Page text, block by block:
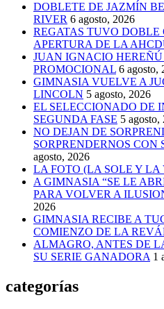
DOBLETE DE JAZMÍN
RIVER 6 agosto, 2026
REGATAS TUVO
APERTURA DE LA
JUAN IGNACIO
PROMOCIONAL 6 agosto,
GIMNASIA VUELVE A
LINCOLN 5 agosto, 2026
EL SELECCIONADO DE
SEGUNDA FASE 5 agosto,
NO DEJAN DE
SORPRENDERNOS CON
agosto, 2026
LA FOTO (LA SOLE Y LA
A GIMNASIA “SE LE
PARA VOLVER A
2026
GIMNASIA RECIBE A
COMIENZO DE LA
ALMAGRO, ANTES DE
SU SERIE GANADORA 1
categorías